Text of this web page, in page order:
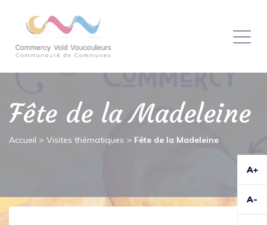
Fête de la Madeleine
Accueil > Visites thématiques > Fête de la Madeleine
A+
A-